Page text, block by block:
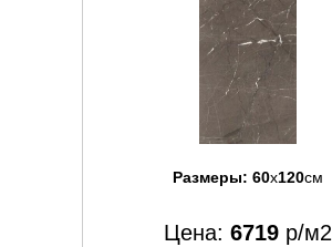
Размеры: 60x120см
Цена: 6719 р/м2